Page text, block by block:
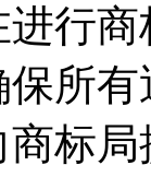
行
所
标